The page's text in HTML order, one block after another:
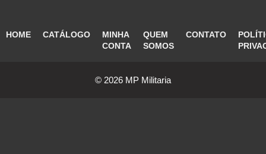
HOME CATÁLOGO
MINHA
CONTA
QUEM
SOMOS
CONTATO
© 2026 MP Militaria